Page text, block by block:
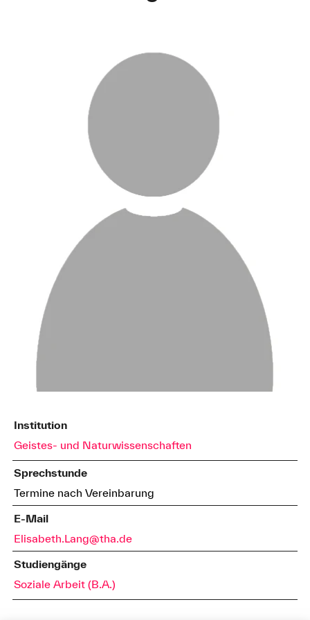
Institution
Geistes- und Naturwissenschaften
Sprechstunde
Termine nach Vereinbarung
E-Mail
Elisabeth.Lang@tha.de
Studiengänge
Soziale Arbeit (B.A.)